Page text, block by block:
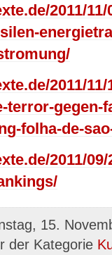
2011/
2011/
terror-gegen-
folha-de-
2011/
15.
der Kategorie